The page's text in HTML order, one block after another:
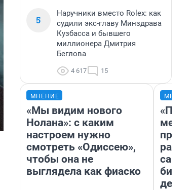
5
Наручники вместо Rolex: как
судили экс-главу Минздрава
Кузбасса и бывшего
миллионера Дмитрия
Беглова
4 617 15
МНЕНИЕ
«Мы видим нового
Нолана»: с каким
настроем нужно
смотреть «Одиссею»,
чтобы она не
выглядела как фиаско